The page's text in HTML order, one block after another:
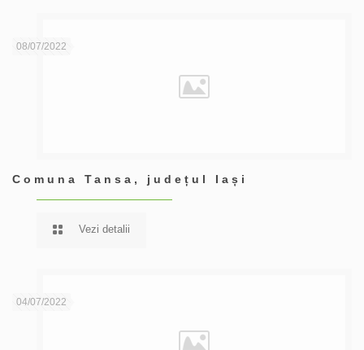
08/07/2022
Comuna Tansa, județul Iași
Vezi detalii
04/07/2022